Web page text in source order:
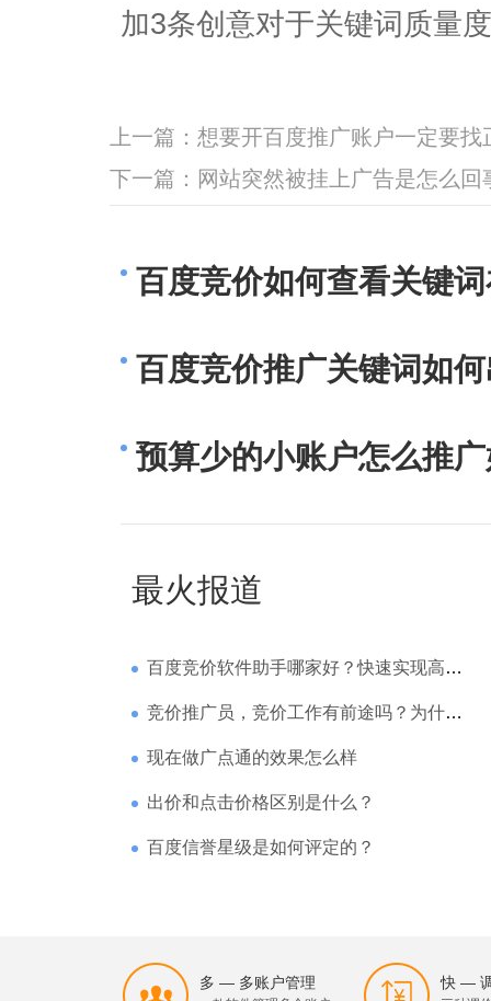
加3条创意对于关键词质量
上一篇： 想要开百度推广账户一定要找
下一篇： 网站突然被挂上广告是怎么回
百度竞价如何查看关键
百度竞价推广关键词如
预算少的小账户怎么推
最火报道
百度竞价软件助手哪家好？快速实现高回报哪家强？
竞价推广员，竞价工作有前途吗？为什么待遇那么高
现在做广点通的效果怎么样
出价和点击价格区别是什么？
百度信誉星级是如何评定的？
多 — 多账户管理 快 —